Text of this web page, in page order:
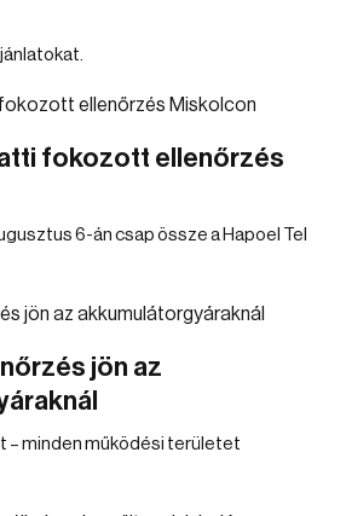
fokozott ellenőrzés
6-án csap össze a Hapoel Tel
jön az
– minden működési területet